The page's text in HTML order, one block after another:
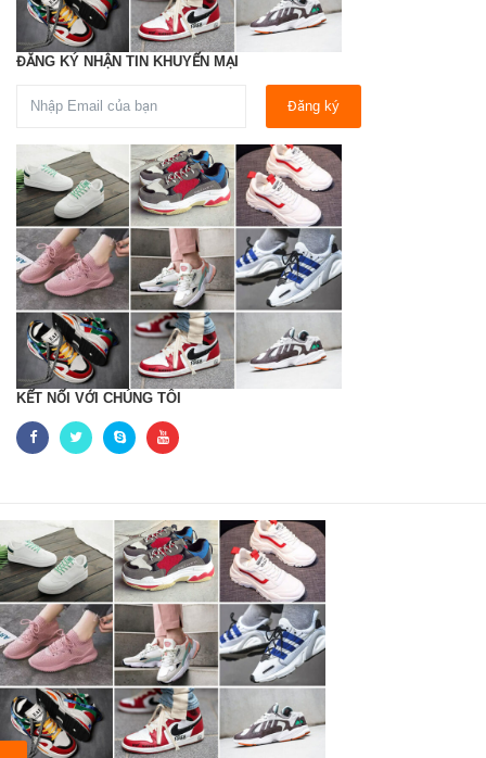
ĐĂNG KÝ NHẬN TIN KHUYẾN MẠI
Đăng ký
KẾT NỐI VỚI CHÚNG TÔI